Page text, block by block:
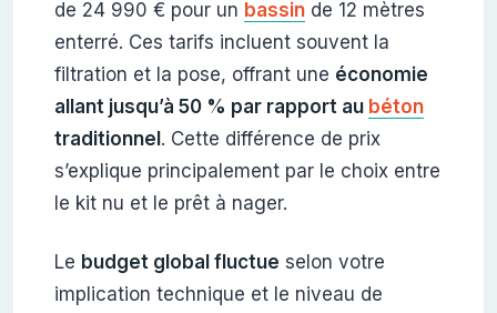
de 24 990 € pour un bassinde 12 mètres
enterré. Ces tarifs incluent souvent la
filtration et la pose, offrant une économie
allant jusqu’à 50 % par rapport au béton
traditionnel. Cette différence de prix
s’explique principalement par le choix entre
le kit nu et le prêt à nager.
Le budget global fluctue selon votre
implication technique et le niveau de